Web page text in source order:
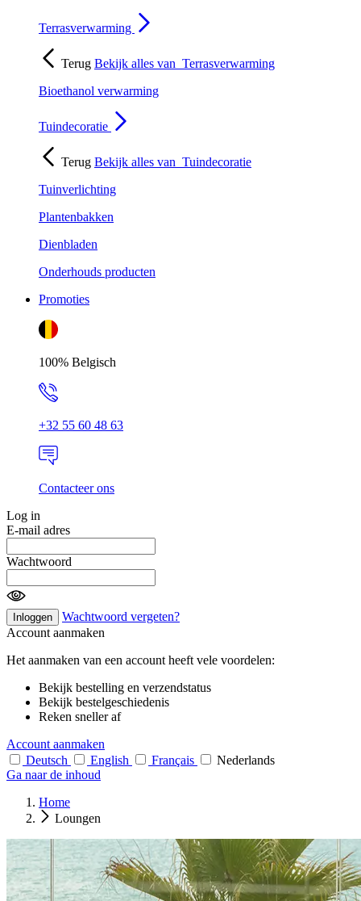
Terrasverwarming
Terug Bekijk alles van Terrasverwarming
Bioethanol verwarming
Tuindecoratie
Terug Bekijk alles van Tuindecoratie
Tuinverlichting
Plantenbakken
Dienbladen
Onderhouds producten
Promoties
100% Belgisch
+32 55 60 48 63
Contacteer ons
Log in
E-mail adres
Wachtwoord
Inloggen
Wachtwoord vergeten?
Account aanmaken
Het aanmaken van een account heeft vele voordelen:
Bekijk bestelling en verzendstatus
Bekijk bestelgeschiedenis
Reken sneller af
Account aanmaken
Deutsch
English Français
Nederlands
Ga naar de inhoud
Home
Loungen